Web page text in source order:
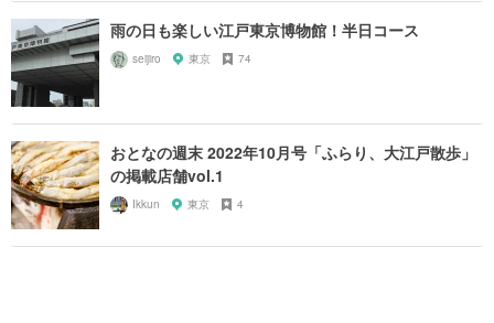
雨の日も楽しい江戸東京博物館！半日コース
seijiro 東京 74
おとなの週末 2022年10月号「ふらり、大江戸散歩」
の掲載店舗vol.1
Ikkun 東京 4